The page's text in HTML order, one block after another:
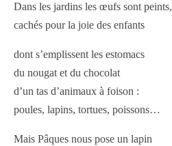
Dans les jardins les œufs sont peints,
cachés pour la joie des enfants
dont s’emplissent les estomacs
du nougat et du chocolat
d’un tas d’animaux à foison :
poules, lapins, tortues, poissons…
Mais Pâques nous pose un lapin